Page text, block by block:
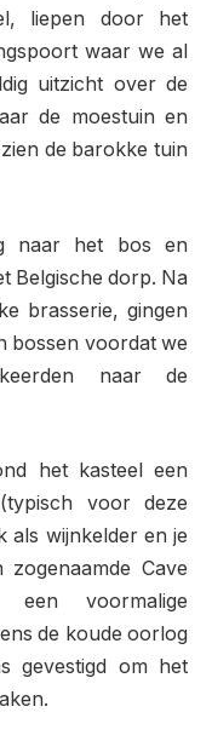
liepen door het
waar we al
uitzicht over de
de moestuin en
de barokke tuin
naar het bos en
Belgische dorp. Na
brasserie, gingen
bossen voordat we
naar de
het kasteel een
voor deze
als wijnkelder en je
Cave
voormalige
de koude oorlog
gevestigd om het